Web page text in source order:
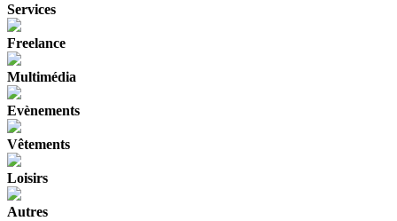
Services
Freelance
Multimédia
Evènements
Vêtements
Loisirs
Autres